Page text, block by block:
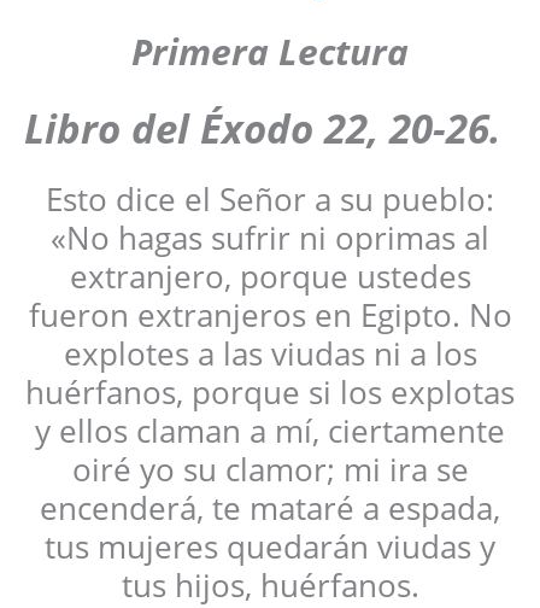
Primera Lectura
Libro del Éxodo 22, 20-26.
Esto dice el Señor a su pueblo:
«No hagas sufrir ni oprimas al
extranjero, porque ustedes
fueron extranjeros en Egipto. No
explotes a las viudas ni a los
huérfanos, porque si los explotas
y ellos claman a mí, ciertamente
oiré yo su clamor; mi ira se
encenderá, te mataré a espada,
tus mujeres quedarán viudas y
tus hijos, huérfanos.